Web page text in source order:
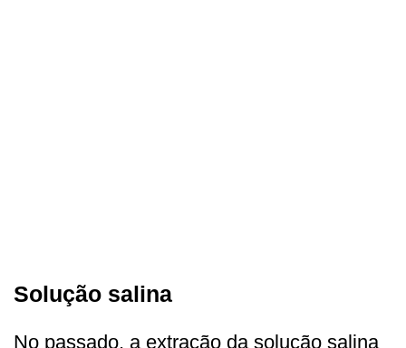
Solução salina
No passado, a extração da solução salina